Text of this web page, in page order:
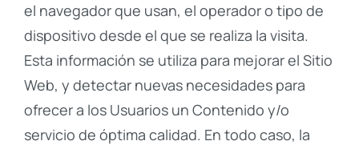
el navegador que usan, el operador o tipo de
dispositivo desde el que se realiza la visita.
Esta información se utiliza para mejorar el Sitio
Web, y detectar nuevas necesidades para
ofrecer a los Usuarios un Contenido y/o
servicio de óptima calidad. En todo caso, la